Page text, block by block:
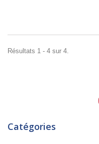
Résultats 1 - 4 sur 4.
Catégories